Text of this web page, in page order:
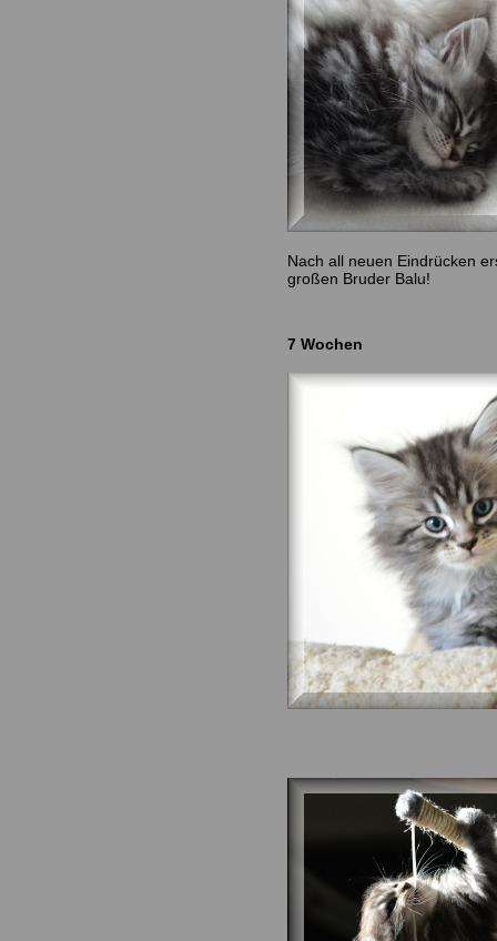
Nach all neuen Eindrücken
großen Bruder Balu!
7 Wochen